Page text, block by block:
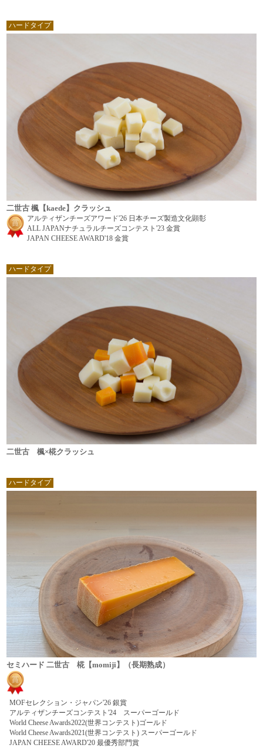
ハードタイプ
二世古 楓【kaede】クラッシュ
アルティザンチーズアワード'26 日本チーズ製造文化顕彰
ALL JAPANナチュラルチーズコンテスト'23 金賞
JAPAN CHEESE AWARD'18 金賞
ハードタイプ
二世古 楓×椛クラッシュ
ハードタイプ
セミハード 二世古 椛【momiji】（長期熟成）
MOFセレクション・ジャパン'26 銀賞
アルティザンチーズコンテスト'24 スーパーゴールド
World Cheese Awards2022(世界コンテスト)ゴールド
World Cheese Awards2021(世界コンテスト) スーパーゴールド
JAPAN CHEESE AWARD'20 最優秀部門賞